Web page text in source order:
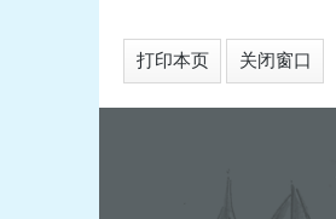
打印本页 关闭窗口